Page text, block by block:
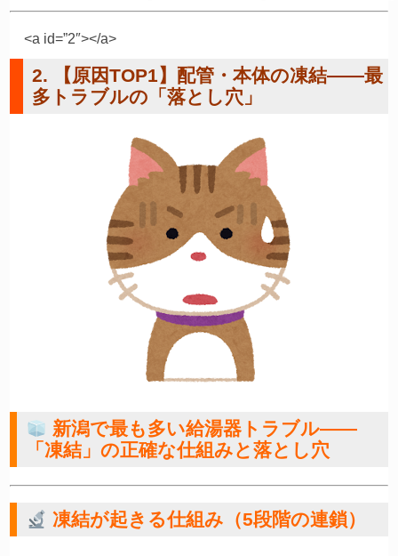
<a id=”2″></a>
2. 【原因TOP1】配管・本体の凍結——最
多トラブルの「落とし穴」
新潟で最も多い給湯器トラブル——
「凍結」の正確な仕組みと落とし穴
凍結が起きる仕組み（5段階の連鎖）